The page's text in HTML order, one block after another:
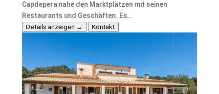
Capdepera nahe den Marktplätzen mit seinen
Restaurants und Geschäften. Es…
Details anzeigen → Kontakt